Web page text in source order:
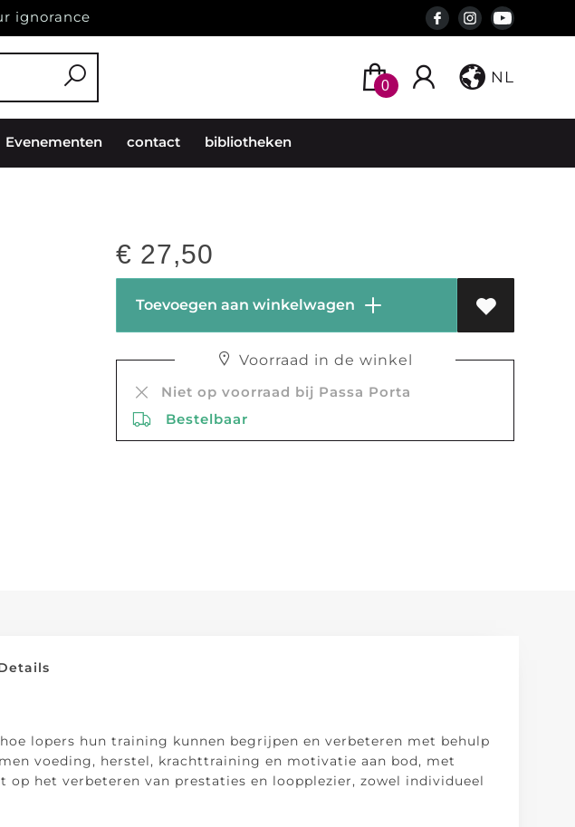
ignorance
0 NL
Evenementen contact bibliotheken
€ 27,50
Toevoegen aan winkelwagen
Voorraad in de winkel
Niet op voorraad bij Passa Porta
Bestelbaar
lopers hun training kunnen begrijpen en verbeteren met behulp
voeding, herstel, krachttraining en motivatie aan bod, met
het verbeteren van prestaties en loopplezier, zowel individueel